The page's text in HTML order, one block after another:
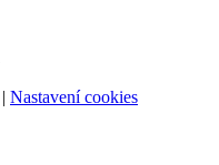
| Nastavení cookies